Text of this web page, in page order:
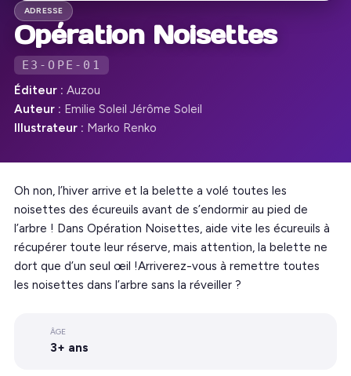
ADRESSE
Opération Noisettes
E3-OPE-01
Éditeur : Auzou
Auteur : Emilie Soleil Jérôme Soleil
Illustrateur : Marko Renko
Oh non, l’hiver arrive et la belette a volé toutes les
noisettes des écureuils avant de s’endormir au pied de
l’arbre ! Dans Opération Noisettes, aide vite les écureuils à
récupérer toute leur réserve, mais attention, la belette ne
dort que d’un seul œil !Arriverez-vous à remettre toutes
les noisettes dans l’arbre sans la réveiller ?
ÂGE
3+ ans